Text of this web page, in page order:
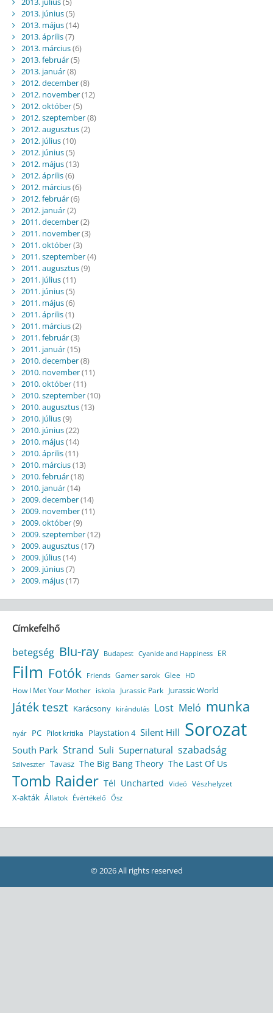
2013. június(5)
2013. május(14)
2013. április(7)
2013. március(6)
2013. február(5)
2013. január(8)
2012. december(8)
2012. november(12)
2012. október(5)
2012. szeptember(8)
2012. augusztus(2)
2012. július(10)
2012. június(5)
2012. május(13)
2012. április(6)
2012. március(6)
2012. február(6)
2012. január(2)
2011. december(2)
2011. november(3)
2011. október(3)
2011. szeptember(4)
2011. augusztus(9)
2011. július(11)
2011. június(5)
2011. május(6)
2011. április(1)
2011. március(2)
2011. február(3)
2011. január(15)
2010. december(8)
2010. november(11)
2010. október(11)
2010. szeptember(10)
2010. augusztus(13)
2010. július(9)
2010. június(22)
2010. május(14)
2010. április(11)
2010. március(13)
2010. február(18)
2010. január(14)
2009. december(14)
2009. november(11)
2009. október(9)
2009. szeptember(12)
2009. augusztus(17)
2009. július(14)
2009. június(7)
2009. május(17)
Címkefelhő
betegség Blu-ray Budapest Cyanide and Happiness ER
Film Fotók Friends Gamer sarok Glee HD
How I Met Your Mother iskola Jurassic Park Jurassic World
Játék teszt Karácsony kirándulás Lost Meló munka
nyár PC Pilot kritika Playstation 4 Silent Hill Sorozat
South Park Strand Suli Supernatural szabadság
Szilveszter Tavasz The Big Bang Theory The Last Of Us
Tomb Raider Tél Uncharted Videó Vészhelyzet
X-akták Állatok Évértékelő Ősz
© 2026 All rights reserved